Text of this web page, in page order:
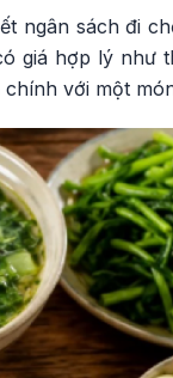
ngân sách đi
giá hợp lý như
với một